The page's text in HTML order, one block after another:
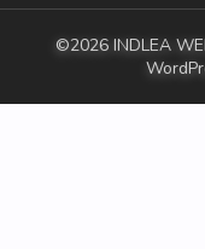
©2026 INDLEA